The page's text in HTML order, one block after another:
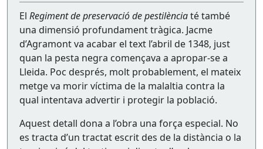
El Regiment de preservació de pestilènciaté també
una dimensió profundament tràgica. Jacme
d’Agramont va acabar el text l’abril de 1348, just
quan la pesta negra començava a apropar-se a
Lleida. Poc després, molt probablement, el mateix
metge va morir víctima de la malaltia contra la
qual intentava advertir i protegir la població.
Aquest detall dona a l’obra una força especial. No
es tracta d’un tractat escrit des de la distància o la